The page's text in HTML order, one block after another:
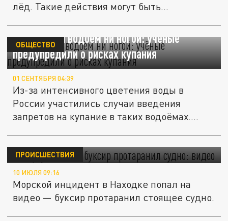
лёд. Такие действия могут быть...
В цветущий водоём ни ногой: учёные
предупредили о рисках купания
ОБЩЕСТВО
01 СЕНТЯБРЯ 04:39
Из-за интенсивного цветения воды в
России участились случаи введения
запретов на купание в таких водоёмах....
В порту Находки буксир протаранил судно:
видео
ПРОИСШЕСТВИЯ
10 ИЮЛЯ 09:16
Морской инцидент в Находке попал на
видео — буксир протаранил стоящее судно.